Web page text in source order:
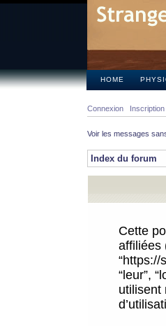
HOME
Connexion Inscription
Voir les messages
Index du forum
Cette
affiliées
“https://
“leur”,
utilisent